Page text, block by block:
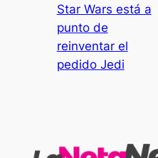
Star Wars está a
punto de
reinventar el
pedido Jedi